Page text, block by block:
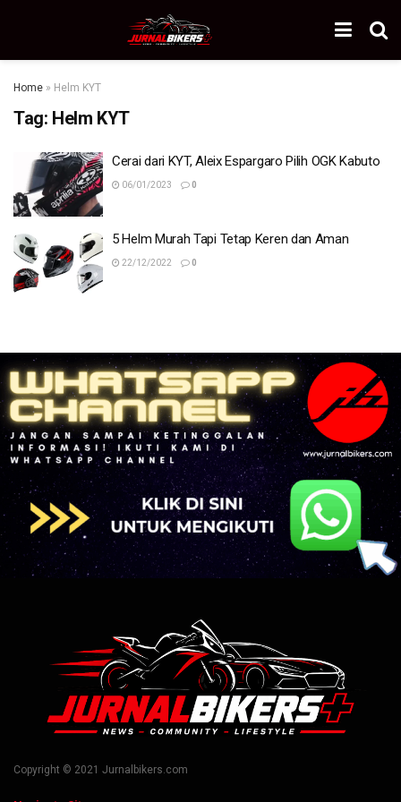
Home » Helm KYT
Tag: Helm KYT
Cerai dari KYT, Aleix Espargaro Pilih OGK Kabuto
06/01/2023 0
5 Helm Murah Tapi Tetap Keren dan Aman
22/12/2022 0
Copyright © 2021 Jurnalbikers.com